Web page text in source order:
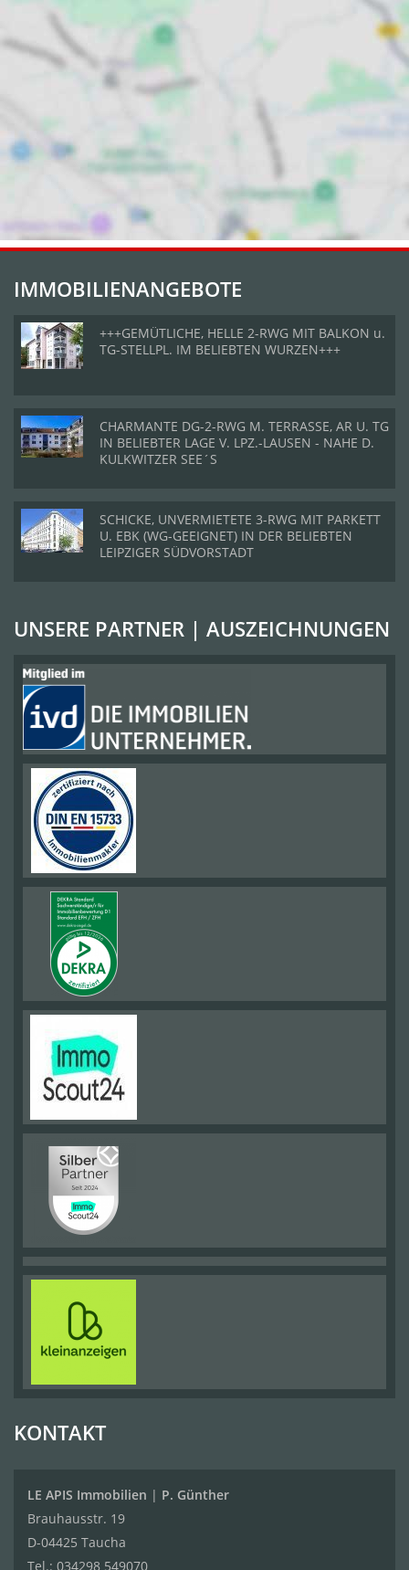
IMMOBILIENANGEBOTE
+++GEMÜTLICHE, HELLE 2-RWG MIT BALKON u.
TG-STELLPL. IM BELIEBTEN WURZEN+++
CHARMANTE DG-2-RWG M. TERRASSE, AR U. TG
IN BELIEBTER LAGE V. LPZ.-LAUSEN - NAHE D.
KULKWITZER SEE´S
SCHICKE, UNVERMIETETE 3-RWG MIT PARKETT
U. EBK (WG-GEEIGNET) IN DER BELIEBTEN
LEIPZIGER SÜDVORSTADT
UNSERE PARTNER | AUSZEICHNUNGEN
KONTAKT
LE APIS Immobilien | P. Günther
Brauhausstr. 19
D-04425 Taucha
Tel.: 034298 549070